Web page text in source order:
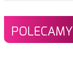
POLECAMY